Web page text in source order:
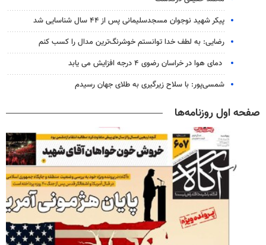
پیکر شهید نوجوان مسجدسلیمانی پس از ۴۴ سال شناسایی شد
رضایی: به لطف خدا توانستم خوشرنگ‌ترین مدال را کسب کنم
دمای هوا در خراسان رضوی ۴ درجه افزایش می یابد
شمسی‌پور: با سلاح زیرگیری به طلای جهان رسیدم
صفحه اول روزنامه‌ها